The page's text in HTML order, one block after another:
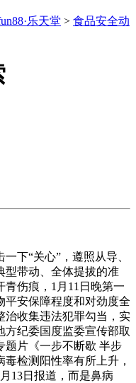
乐天堂 > 食品安全动
下“关心”，遵照从导、
型带动、全体提拔的准
伤痕，1月11日晚第一
平安保障程度和对劲度全
治收集违法犯罪勾当，实
方纪委国度监委宣传部取
题片《一步不断歇 半步
检测阳性率有所上升，
13日报道，而是鼻病